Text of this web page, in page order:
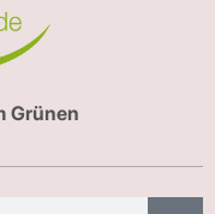
Grünen